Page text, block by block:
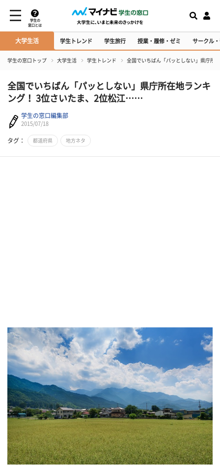
学生の
窓口とは
大学生活 学生トレンド 学生旅行 授業・履修・ゼミ サークル
学生の窓口トップ 大学生活 学生トレンド 全国でいちばん「パッとしない」県庁所
全国でいちばん「パッとしない」県庁所在地ランキ
ング！ 3位さいたま、2位松江……
学生の窓口編集部
2015/07/18
タグ： 都道府県 地方ネタ